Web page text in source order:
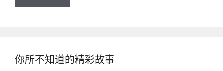
你所不知道的精彩故事